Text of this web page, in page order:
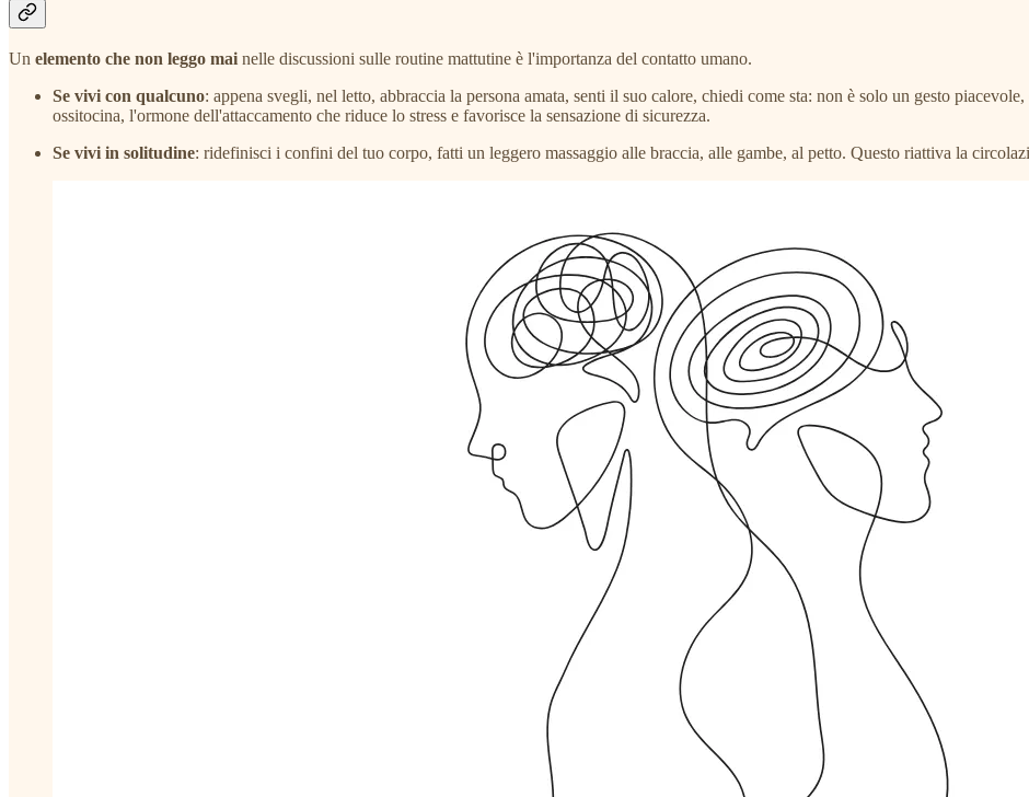
Un elemento che non leggo mai nelle discussioni sulle routine mattutine è l'importanza del contatto umano.
Se vivi con qualcuno: appena svegli, nel letto, abbraccia la persona amata, senti il suo calore, chiedi come sta: non è solo un gesto
ossitocina, l'ormone dell'attaccamento che riduce lo stress e favorisce la sensazione di sicurezza.
Se vivi in solitudine: ridefinisci i confini del tuo corpo, fatti un leggero massaggio alle braccia, alle gambe, al petto. Questo riattiva la